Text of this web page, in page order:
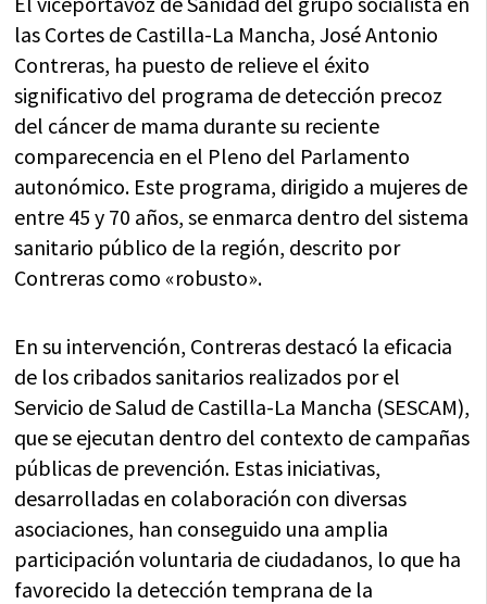
las Cortes de Castilla-La Mancha, José Antonio
Contreras, ha puesto de relieve el éxito
significativo del programa de detección precoz
del cáncer de mama durante su reciente
comparecencia en el Pleno del Parlamento
autonómico. Este programa, dirigido a mujeres de
entre 45 y 70 años, se enmarca dentro del sistema
sanitario público de la región, descrito por
Contreras como «robusto».
En su intervención, Contreras destacó la eficacia
de los cribados sanitarios realizados por el
Servicio de Salud de Castilla-La Mancha (SESCAM),
que se ejecutan dentro del contexto de campañas
públicas de prevención. Estas iniciativas,
desarrolladas en colaboración con diversas
asociaciones, han conseguido una amplia
participación voluntaria de ciudadanos, lo que ha
favorecido la detección temprana de la